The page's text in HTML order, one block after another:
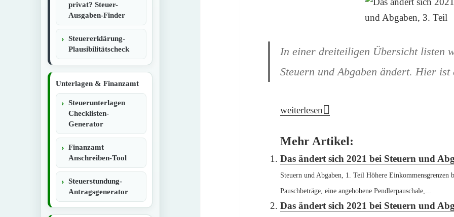
privat? Steuer-
Ausgaben-Finder
Steuererklärung-
Plausibilitätscheck
Unterlagen & Finanzamt
Steuerunterlagen
Checklisten-
Generator
Finanzamt
Anschreiben-Tool
Steuerstundung-
Antragsgenerator
In einer dreiteiligen Übersicht listen
Steuern und Abgaben ändert. Hier
Das ändert sich 2021 bei Steuern und
weiterlesen
Mehr Artikel:
Das ändert sich 2021 bei Steuern und
Steuern und Abgaben, 1. Teil Höhere Einkommensgrenzen
Pauschbeträge, eine angehobene Pendlerpauschale,...
Das ändert sich 2021 bei Steuern und